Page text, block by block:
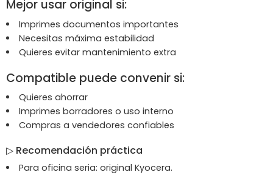
Mejor usar original si:
Imprimes documentos importantes
Necesitas máxima estabilidad
Quieres evitar mantenimiento extra
Compatible puede convenir si:
Quieres ahorrar
Imprimes borradores o uso interno
Compras a vendedores confiables
▷ Recomendación práctica
Para oficina seria: original Kyocera.